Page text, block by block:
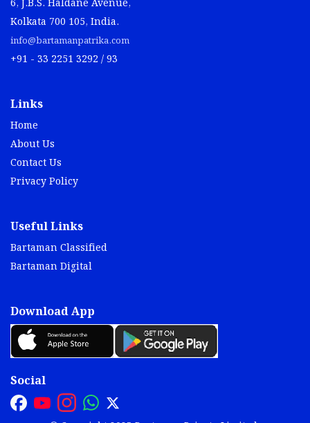
6, J.B.S. Haldane Avenue,
Kolkata 700 105, India.
info@bartamanpatrika.com
+91 - 33 2251 3292 / 93
Links
Home
About Us
Contact Us
Privacy Policy
Useful Links
Bartaman Classified
Bartaman Digital
Download App
Social